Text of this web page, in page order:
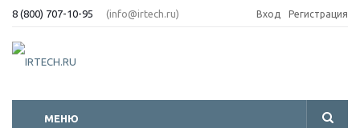
8 (800) 707-10-95 (info@irtech.ru) Вход Регистрация
МЕНЮ